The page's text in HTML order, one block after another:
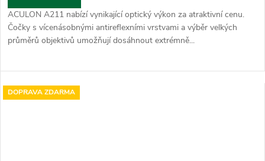
ACULON A211 nabízí vynikající optický výkon za atraktivní cenu.
Čočky s vícenásobnými antireflexními vrstvami a výběr velkých
průměrů objektivů umožňují dosáhnout extrémně...
DOPRAVA ZDARMA